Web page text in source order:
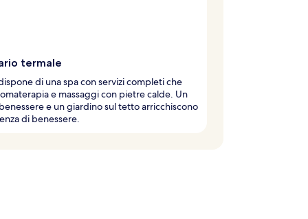
termale
di una spa con servizi completi che
e massaggi con pietre calde. Un
e un giardino sul tetto arricchiscono
di benessere.